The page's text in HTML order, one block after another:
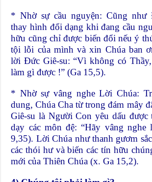
* Nhờ sự cầu nguyện: Cũng như
thay hình đổi dạng khi đang cầu
hữu cũng chỉ được biến đổi nếu ý
tội lỗi của mình và xin Chúa ban
lời Đức Giê-su: “Vì không có Thầy,
làm gì được !” (Ga 15,5).
* Nhờ sự vâng nghe Lời Chúa:
dung, Chúa Cha từ trong đám mây
Giê-su là Người Con yêu dấu được
dạy các môn đệ: “Hãy vâng
9,35). Lời Chúa như thanh gươm sắc
các thói hư và biến các tín hữu
mới của Thiên Chúa (x. Ga 15,2).